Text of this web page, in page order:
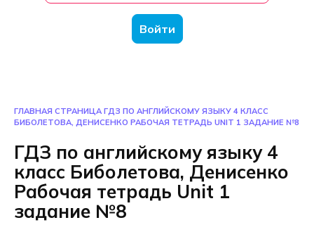
Войти
ГЛАВНАЯ СТРАНИЦА ГДЗ ПО АНГЛИЙСКОМУ ЯЗЫКУ 4 КЛАСС
БИБОЛЕТОВА, ДЕНИСЕНКО РАБОЧАЯ ТЕТРАДЬ UNIT 1 ЗАДАНИЕ №8
ГДЗ по английскому языку 4
класс Биболетова, Денисенко
Рабочая тетрадь Unit 1
задание №8